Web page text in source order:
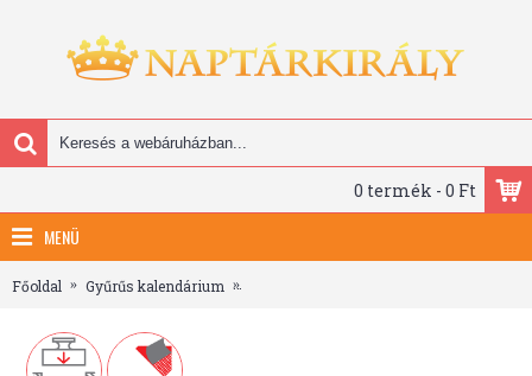
0 termék - 0 Ft
MENÜ
Főoldal Gyűrűs kalendárium